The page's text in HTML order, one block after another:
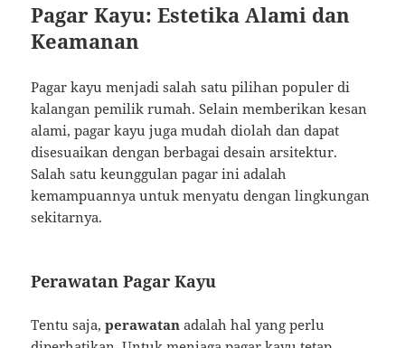
Pagar Kayu: Estetika Alami dan
Keamanan
Pagar kayu menjadi salah satu pilihan populer di
kalangan pemilik rumah. Selain memberikan kesan
alami, pagar kayu juga mudah diolah dan dapat
disesuaikan dengan berbagai desain arsitektur.
Salah satu keunggulan pagar ini adalah
kemampuannya untuk menyatu dengan lingkungan
sekitarnya.
Perawatan Pagar Kayu
Tentu saja,perawatan adalah hal yang perlu